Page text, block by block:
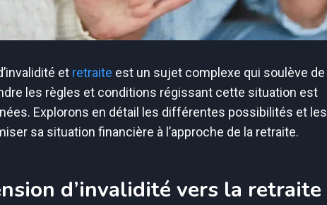
et retraite est un sujet complexe qui soulève de
les règles et conditions régissant cette situation est
Explorons en détail les différentes possibilités et les
sa situation financière à l’approche de la retraite.
d’invalidité vers la retraite